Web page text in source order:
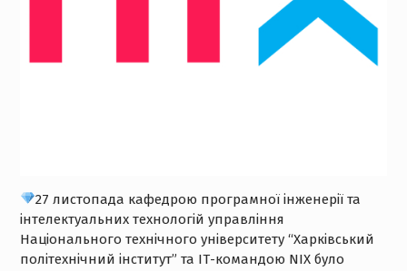
27 листопада кафедрою програмної інженерії та
інтелектуальних технологій управління
Національного технічного університету “Харківський
політехнічний інститут” та ІТ-командою NIX було